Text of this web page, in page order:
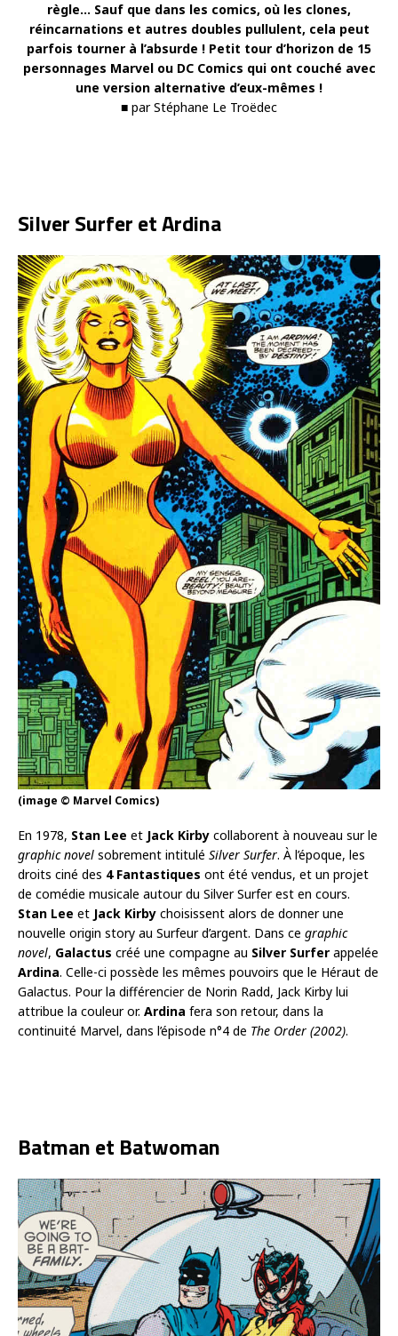
règle… Sauf que dans les comics, où les clones,
réincarnations et autres doubles pullulent, cela peut
parfois tourner à l’absurde ! Petit tour d’horizon de 15
personnages Marvel ou DC Comics qui ont couché avec
une version alternative d’eux-mêmes !
■ par Stéphane Le Troëdec
Silver Surfer et Ardina
(image © Marvel Comics)
En 1978, Stan Lee et Jack Kirby collaborent à nouveau sur le
graphic novel sobrement intitulé Silver Surfer. À l’époque, les
droits ciné des 4 Fantastiques ont été vendus, et un projet
de comédie musicale autour du Silver Surfer est en cours.
Stan Lee et Jack Kirby choisissent alors de donner une
nouvelle origin story au Surfeur d’argent. Dans ce graphic
novel, Galactus créé une compagne au Silver Surfer appelée
Ardina. Celle-ci possède les mêmes pouvoirs que le Héraut de
Galactus. Pour la différencier de Norin Radd, Jack Kirby lui
attribue la couleur or. Ardina fera son retour, dans la
continuité Marvel, dans l’épisode n°4 de The Order (2002).
Batman et Batwoman